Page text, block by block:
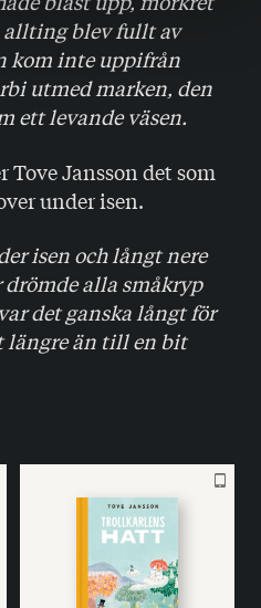
allting blev fullt av
kom inte uppifrån
utmed marken, den
ett levande väsen.
Tove Jansson det som
under isen.
isen och långt nere
alla småkryp
det ganska långt för
längre än till en bit